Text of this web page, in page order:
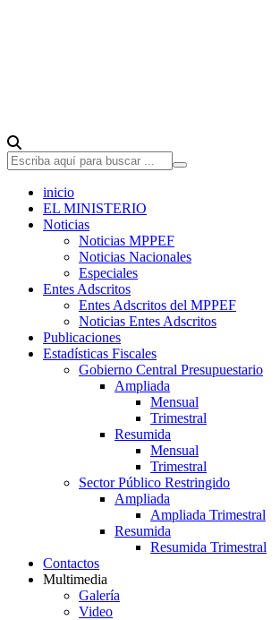
inicio
EL MINISTERIO
Noticias
Noticias MPPEF
Noticias Nacionales
Especiales
Entes Adscritos
Entes Adscritos del MPPEF
Noticias Entes Adscritos
Publicaciones
Estadísticas Fiscales
Gobierno Central Presupuestario
Ampliada
Mensual
Trimestral
Resumida
Mensual
Trimestral
Sector Público Restringido
Ampliada
Ampliada Trimestral
Resumida
Resumida Trimestral
Contactos
Multimedia
Galería
Video